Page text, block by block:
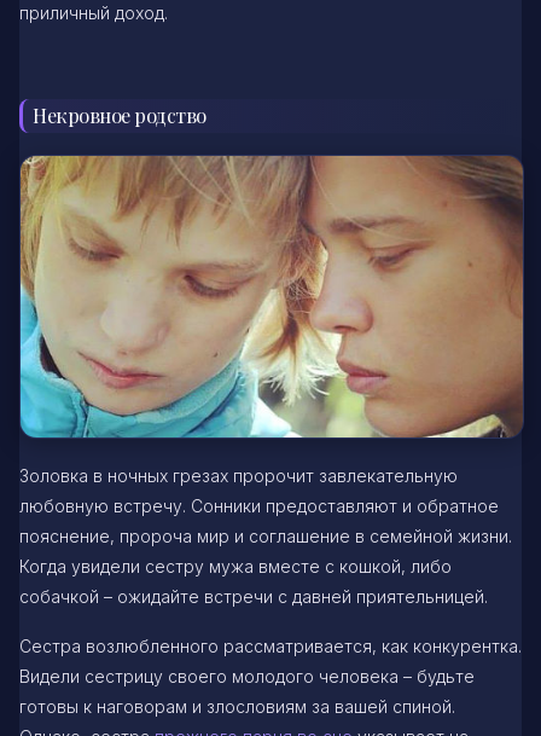
приличный доход.
Некровное родство
Золовка в ночных грезах пророчит завлекательную
любовную встречу. Сонники предоставляют и обратное
пояснение, пророча мир и соглашение в семейной жизни.
Когда увидели сестру мужа вместе с кошкой, либо
собачкой – ожидайте встречи с давней приятельницей.
Сестра возлюбленного рассматривается, как конкурентка.
Видели сестрицу своего молодого человека – будьте
готовы к наговорам и злословиям за вашей спиной.